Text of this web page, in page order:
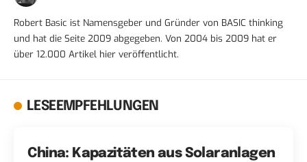
Robert Basic ist Namensgeber und Gründer von BASIC thinking
und hat die Seite 2009 abgegeben. Von 2004 bis 2009 hat er
über 12.000 Artikel hier veröffentlicht.
LESEEMPFEHLUNGEN
China: Kapazitäten aus Solaranlagen